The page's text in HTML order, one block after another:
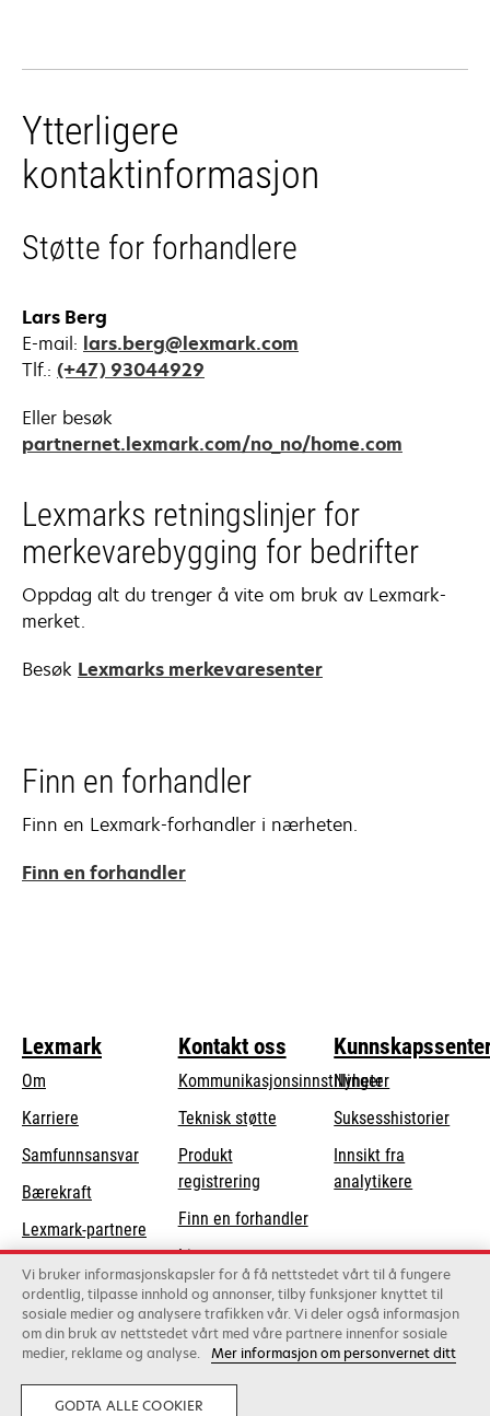
Ytterligere
kontaktinformasjon
Støtte for forhandlere
Lars Berg
E-mail: lars.berg@lexmark.com
Tlf.: (+47) 93044929
Eller besøk
partnernet.lexmark.com/no_no/home.com
tab
Lexmarks retningslinjer for
merkevarebygging for bedrifter
Oppdag alt du trenger å vite om bruk av Lexmark-
merket.
Besøk Lexmarks merkevaresenter
Finn en forhandler
Finn en Lexmark-forhandler i nærheten.
Finn en forhandler
Lexmark
Om
Karriere
Samfunnsansvaropens
new
tab
Bærekraft
Lexmark-partnere
Kontakt oss
Kommunikasjonsinnstillinger
Teknisk støtteopens
tab
Produkt
registrering
Finn en forhandler
Liste over
grossister
Nyheter
Suksesshistorier
Innsikt fra
analytikere
Lexmark International, Inc., et Xerox-selskap
©2026 Alle rettigheter forbeholdt.
Lovlig Personvern
Vi bruker informasjonskapsler for å få nettstedet vårt til å fungere
ordentlig, tilpasse innhold og annonser, tilby funksjoner knyttet til
sosiale medier og analysere trafikken vår. Vi deler også informasjon
om din bruk av nettstedet vårt med våre partnere innenfor sosiale
medier, reklame og analyse. Mer informasjon om personvernet ditt
GODTA ALLE COOKIER